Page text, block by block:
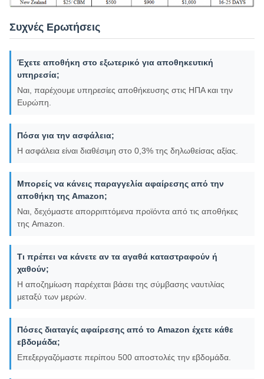
Συχνές Ερωτήσεις
Έχετε αποθήκη στο εξωτερικό για αποθηκευτική
υπηρεσία;
Ναι, παρέχουμε υπηρεσίες αποθήκευσης στις ΗΠΑ και την
Ευρώπη.
Πόσα για την ασφάλεια;
Η ασφάλεια είναι διαθέσιμη στο 0,3% της δηλωθείσας αξίας.
Μπορείς να κάνεις παραγγελία αφαίρεσης από την
αποθήκη της Amazon;
Ναι, δεχόμαστε απορριπτόμενα προϊόντα από τις αποθήκες
της Amazon.
Τι πρέπει να κάνετε αν τα αγαθά καταστραφούν ή
χαθούν;
Η αποζημίωση παρέχεται βάσει της σύμβασης ναυτιλίας
μεταξύ των μερών.
Πόσες διαταγές αφαίρεσης από το Amazon έχετε κάθε
εβδομάδα;
Επεξεργαζόμαστε περίπου 500 αποστολές την εβδομάδα.